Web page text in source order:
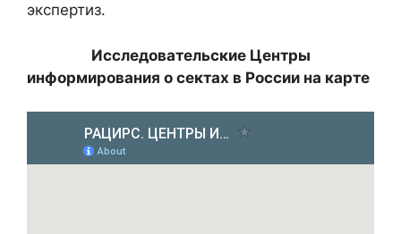
экспертиз.
Исследовательские Центры
информирования о сектах в России на карте